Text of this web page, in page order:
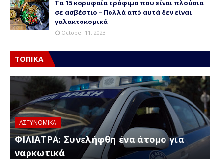
Τα 15 κορυφαία τρόφιμα που είναι πλούσια
σε ασβέστιο – Πολλά από αυτά δεν είναι
γαλακτοκομικά
October 11, 2023
ΤΟΠΙΚΑ
ΑΣΤΥΝΟΜΙΚΑ
ΦΙΛΙΑΤΡΑ: Συνελήφθη ένα άτομο για
ναρκωτικά